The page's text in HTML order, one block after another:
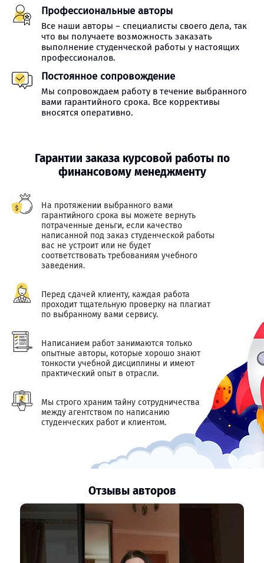
Профессиональные авторы
Все наши авторы – специалисты своего дела, так
что вы получаете возможность заказать
выполнение студенческой работы у настоящих
профессионалов.
Постоянное сопровождение
Мы сопровождаем работу в течение выбранного
вами гарантийного срока. Все коррективы
вносятся оперативно.
Гарантии заказа курсовой работы по
финансовому менеджменту
На протяжении выбранного вами
гарантийного срока вы можете вернуть
потраченные деньги, если качество
написанной под заказ студенческой работы
вас не устроит или не будет
соответствовать требованиям учебного
заведения.
Перед сдачей клиенту, каждая работа
проходит тщательную проверку на плагиат
по выбранному вами сервису.
Написанием работ занимаются только
опытные авторы, которые хорошо знают
тонкости учебной дисциплины и имеют
практический опыт в отрасли.
Мы строго храним тайну сотрудничества
между агентством по написанию
студенческих работ и клиентом.
Отзывы авторов